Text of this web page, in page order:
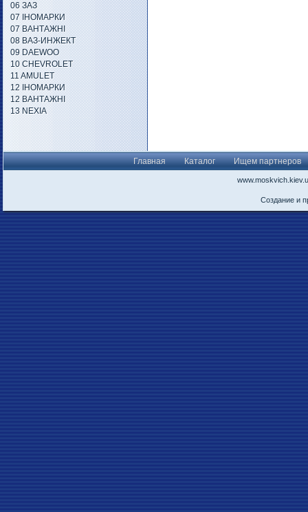
06 ЗАЗ
07 ІНОМАРКИ
07 ВАНТАЖНІ
08 ВАЗ-ИНЖЕКТ
09 DAEWOO
10 CHEVROLET
11 AMULET
12 ІНОМАРКИ
12 ВАНТАЖНІ
13 NEXIA
Главная Каталог Ищем партнеров
Создание и